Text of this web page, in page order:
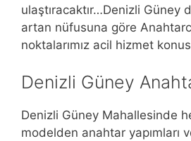
ulaştıracaktır…Denizli Güney
artan nüfusuna göre
noktalarımız acil hizmet
Denizli Güney
Denizli Güney Mahallesinde
modelden anahtar yapımları